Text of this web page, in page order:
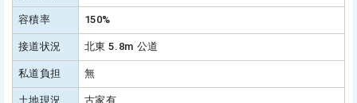
容積率 150%
接道状況 北東 5.8m 公道
私道負担 無
土地現況 古家有